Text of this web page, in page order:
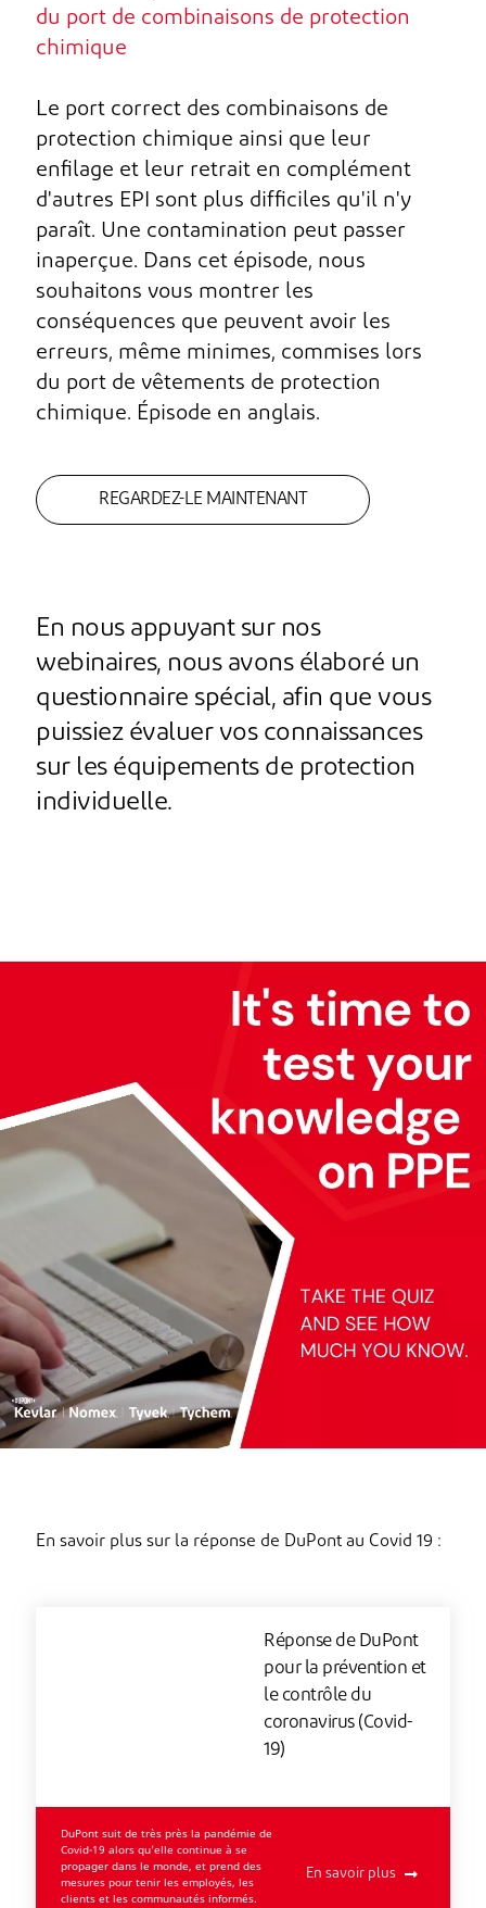
du port de combinaisons de protection
chimique
Le port correct des combinaisons de
protection chimique ainsi que leur
enfilage et leur retrait en complément
d'autres EPI sont plus difficiles qu'il n'y
paraît. Une contamination peut passer
inaperçue. Dans cet épisode, nous
souhaitons vous montrer les
conséquences que peuvent avoir les
erreurs, même minimes, commises lors
du port de vêtements de protection
chimique. Épisode en anglais.
REGARDEZ-LE MAINTENANT
En nous appuyant sur nos
webinaires, nous avons élaboré un
questionnaire spécial, afin que vous
puissiez évaluer vos connaissances
sur les équipements de protection
individuelle.
En savoir plus sur la réponse de DuPont au Covid 19 :
Réponse de DuPont
pour la prévention et
le contrôle du
coronavirus (Covid-
19)
DuPont suit de très près la pandémie de
Covid-19 alors qu'elle continue à se
propager dans le monde, et prend des
mesures pour tenir les employés, les
clients et les communautés informés.
En savoir plus